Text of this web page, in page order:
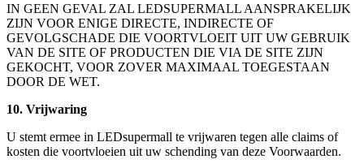
IN GEEN GEVAL ZAL LEDSUPERMALL AANSPRAKELIJK
ZIJN VOOR ENIGE DIRECTE, INDIRECTE OF
GEVOLGSCHADE DIE VOORTVLOEIT UIT UW GEBRUIK
VAN DE SITE OF PRODUCTEN DIE VIA DE SITE ZIJN
GEKOCHT, VOOR ZOVER MAXIMAAL TOEGESTAAN
DOOR DE WET.
10. Vrijwaring
U stemt ermee in LEDsupermall te vrijwaren tegen alle claims of
kosten die voortvloeien uit uw schending van deze Voorwaarden.